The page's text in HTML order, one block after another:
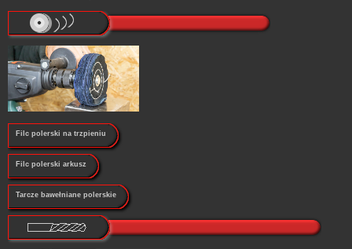
Filc polerski na trzpieniu
Filc polerski arkusz
Tarcze bawełniane polerskie